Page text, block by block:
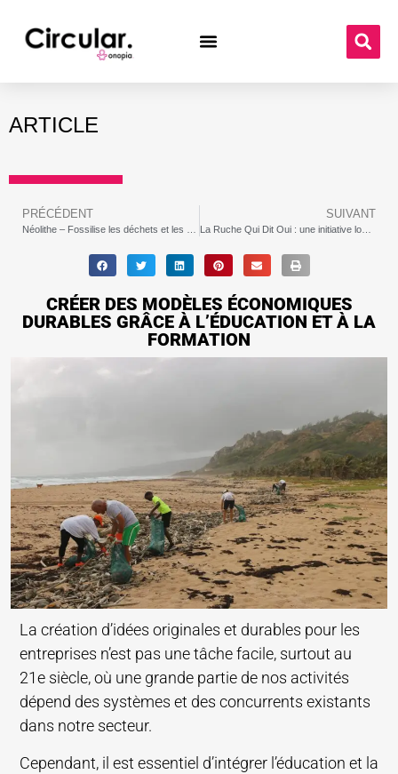
ARTICLE
PRÉCÉDENT SUIVANT
La Ruche Qui Dit Oui : une initiative locale pour promouvoir l’agriculture durable
CRÉER DES MODÈLES ÉCONOMIQUES
DURABLES GRÂCE À L’ÉDUCATION ET À LA
FORMATION
La création d’idées originales et durables pour les
entreprises n’est pas une tâche facile, surtout au
21e siècle, où une grande partie de nos activités
dépend des systèmes et des concurrents existants
dans notre secteur.
Cependant, il est essentiel d’intégrer l’éducation et la